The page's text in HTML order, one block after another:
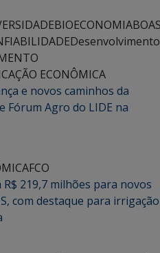
BIOECONOMIA
Desenvolvimento
ECONÔMICA
e novos caminhos da
Fórum Agro do LIDE na
FCO
219,7 milhões para novos
com destaque para irrigação